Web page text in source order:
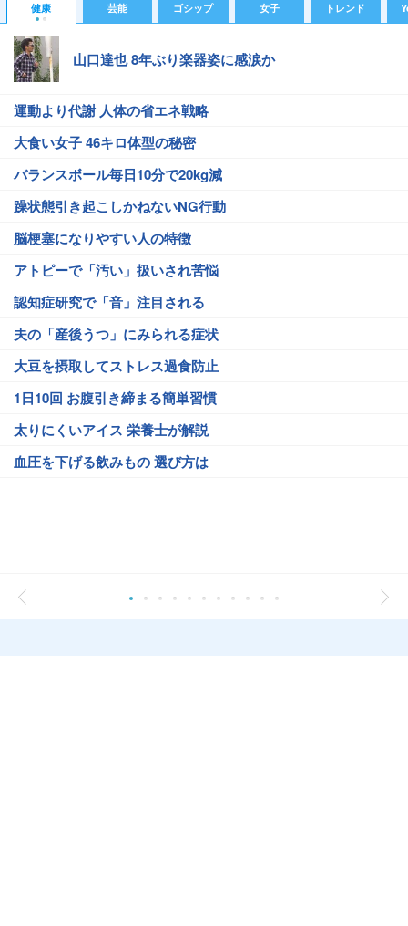
健康 芸能 ゴシップ 女子 トレンド
山口達也 8年ぶり楽器姿に感涙か
運動より代謝 人体の省エネ戦略
大食い女子 46キロ体型の秘密
バランスボール毎日10分で20kg減
躁状態引き起こしかねないNG行動
脳梗塞になりやすい人の特徴
アトピーで「汚い」扱いされ苦悩
認知症研究で「音」注目される
夫の「産後うつ」にみられる症状
大豆を摂取してストレス過食防止
1日10回 お腹引き締まる簡単習慣
太りにくいアイス 栄養士が解説
血圧を下げる飲みもの 選び方は